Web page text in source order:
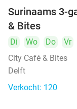
Surinaams 3-
& Bites
Di Wo Do
Vr
City Café & Bites
Delft
Verkocht: 120